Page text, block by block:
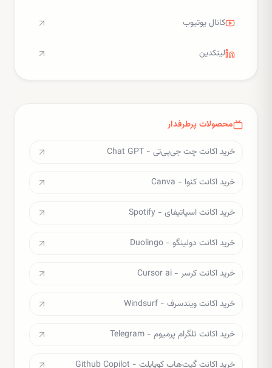
کانال یوتیوب
لینکدین
محصولات پرطرفدار
خرید اکانت چت جی‌پی‌تی - Chat GPT
خرید اکانت کنوا - Canva
خرید اکانت اسپاتیفای - Spotify
خرید اکانت دولینگو - Duolingo
خرید اکانت کرسر - Cursor ai
خرید اکانت ویندسرف - Windsurf
خرید اکانت تلگرام پرمیوم - Telegram
خرید اکانت گیت‌هاب کوپایلت - Github Copilot